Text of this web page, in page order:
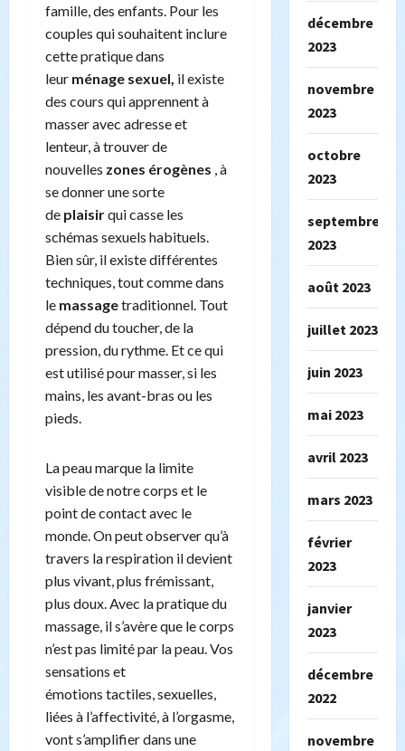
famille, des enfants. Pour les
couples qui souhaitent inclure
cette pratique dans
leur ménage sexuel, il existe
des cours qui apprennent à
masser avec adresse et
lenteur, à trouver de
nouvelles zones érogènes , à
se donner une sorte
de plaisirqui casse les
schémas sexuels habituels.
Bien sûr, il existe différentes
techniques, tout comme dans
le massagetraditionnel. Tout
dépend du toucher, de la
pression, du rythme. Et ce qui
est utilisé pour masser, si les
mains, les avant-bras ou les
pieds.
La peau marque la limite
visible de notre corps et le
point de contact avec le
monde. On peut observer qu’à
travers la respiration il devient
plus vivant, plus frémissant,
plus doux. Avec la pratique du
massage, il s’avère que le corps
n’est pas limité par la peau. Vos
sensations et
émotions tactiles, sexuelles,
liées à l’affectivité, à l’orgasme,
vont s’amplifier dans une
décembre
2023
novembre
2023
octobre
2023
septembre
2023
août 2023
juillet 2023
juin 2023
mai 2023
avril 2023
mars 2023
février
2023
janvier
2023
décembre
2022
novembre